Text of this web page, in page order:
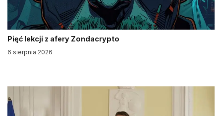
Pięć lekcji z afery Zondacrypto
6 sierpnia 2026